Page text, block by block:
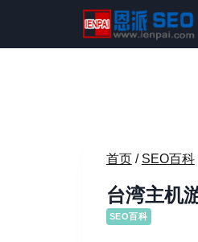
内
首页 / SEO百科
台湾主机
SEO百科